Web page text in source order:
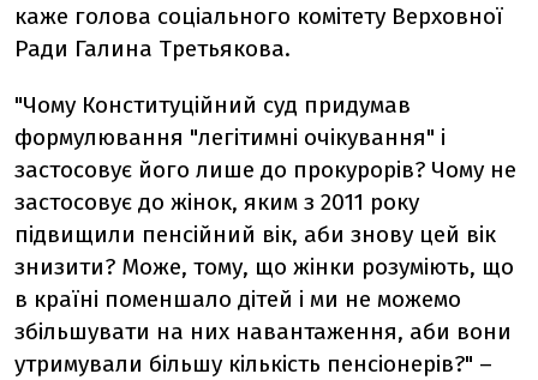
каже голова соціального комітету Верховної
Ради Галина Третьякова.
"Чому Конституційний суд придумав
формулювання "легітимні очікування" і
застосовує його лише до прокурорів? Чому не
застосовує до жінок, яким з 2011 року
підвищили пенсійний вік, аби знову цей вік
знизити? Може, тому, що жінки розуміють, що
в країні поменшало дітей і ми не можемо
збільшувати на них навантаження, аби вони
утримували більшу кількість пенсіонерів?" –